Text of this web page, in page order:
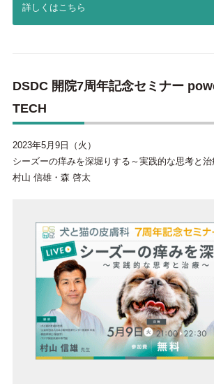
詳しくはこちら
DSDC 開院7周年記念セミナー
TECH
2023年5月9日（火）
シーズーの痒みを深堀りする～実践的な思考と治
村山 信雄・森 啓太